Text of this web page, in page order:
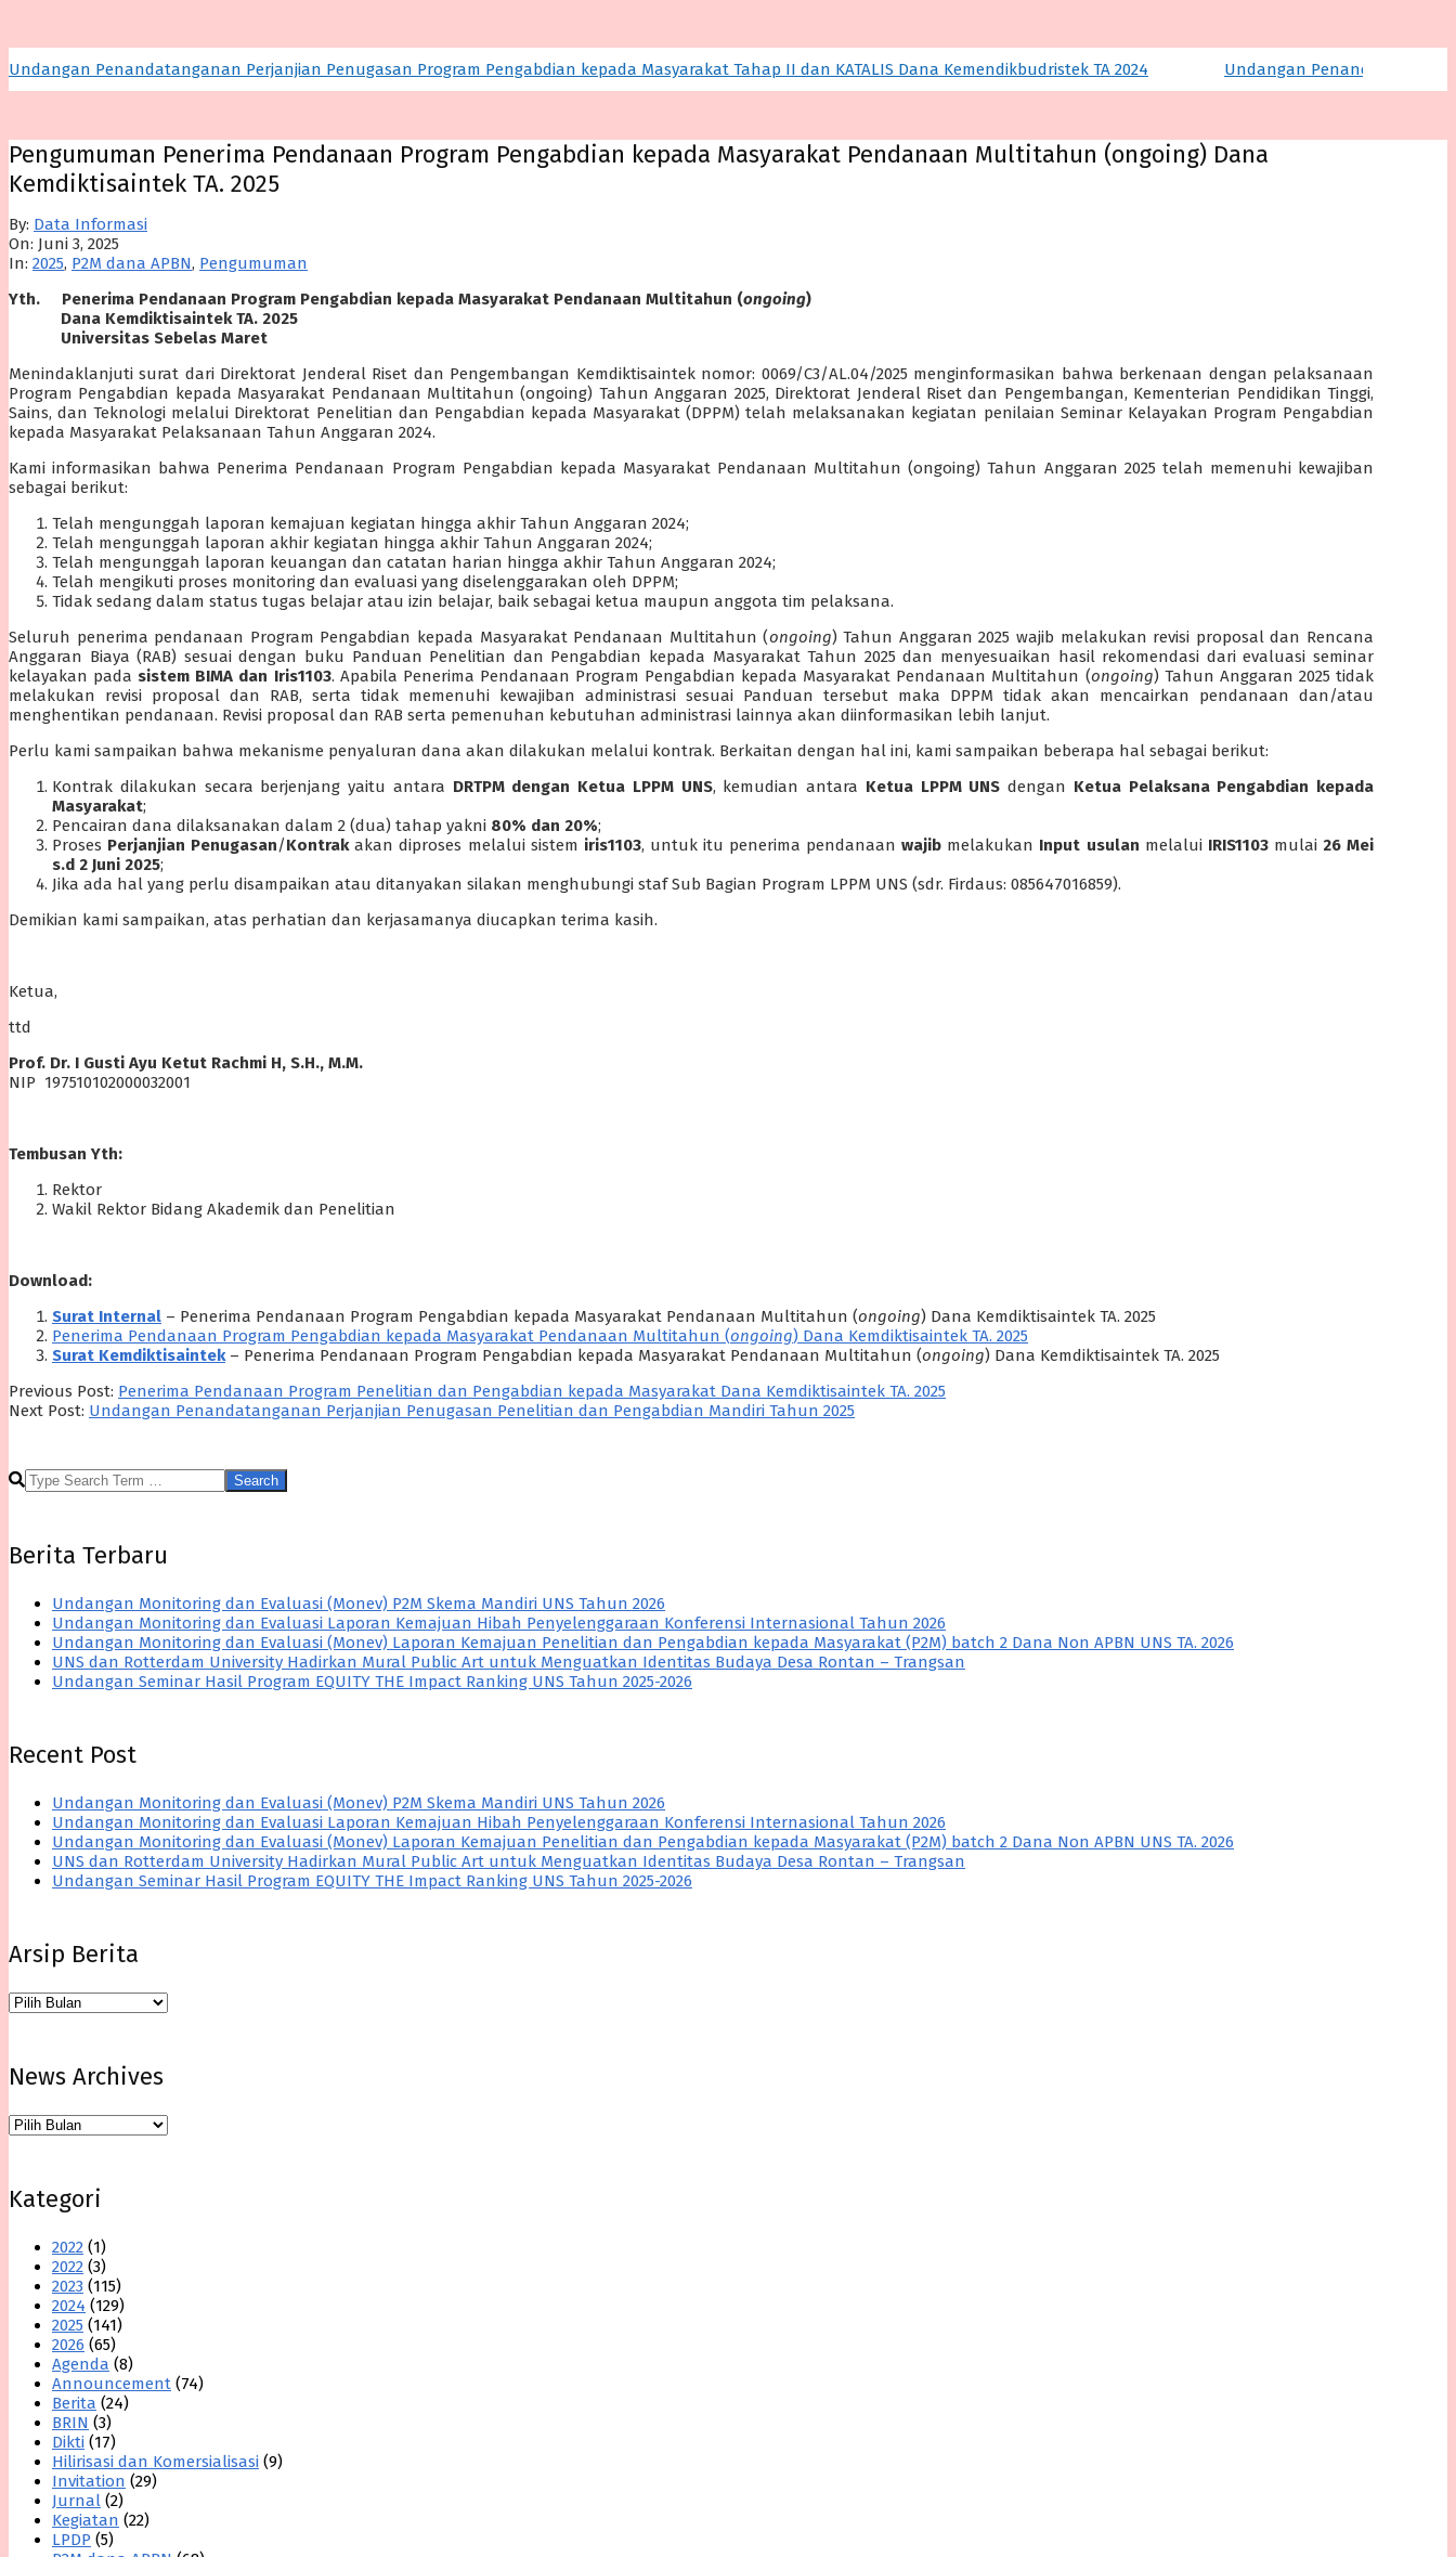
Undangan Penandatanganan Perjanjian Penugasan Program Pengabdian kepada Masyarakat Tahap II dan KATALIS Dana Kemendikbudristek TA 2024 Undangan
Pengumuman Penerima Pendanaan Program Pengabdian kepada Masyarakat Pendanaan Multitahun (ongoing) Dana
Kemdiktisaintek TA. 2025
By: Data Informasi
On: Juni 3, 2025
In: 2025, P2M dana APBN, Pengumuman
Yth. Penerima Pendanaan Program Pengabdian kepada Masyarakat Pendanaan Multitahun (ongoing)
Dana Kemdiktisaintek TA. 2025
Universitas Sebelas Maret
Menindaklanjuti surat dari Direktorat Jenderal Riset dan Pengembangan Kemdiktisaintek nomor: 0069/C3/AL.04/2025 menginformasikan bahwa berkenaan dengan pelaksanaan
Program Pengabdian kepada Masyarakat Pendanaan Multitahun (ongoing) Tahun Anggaran 2025, Direktorat Jenderal Riset dan Pengembangan, Kementerian Pendidikan Tinggi,
Sains, dan Teknologi melalui Direktorat Penelitian dan Pengabdian kepada Masyarakat (DPPM) telah melaksanakan kegiatan penilaian Seminar Kelayakan Program Pengabdian
kepada Masyarakat Pelaksanaan Tahun Anggaran 2024.
Kami informasikan bahwa Penerima Pendanaan Program Pengabdian kepada Masyarakat Pendanaan Multitahun (ongoing) Tahun Anggaran 2025 telah memenuhi kewajiban
sebagai berikut:
Telah mengunggah laporan kemajuan kegiatan hingga akhir Tahun Anggaran 2024;
Telah mengunggah laporan akhir kegiatan hingga akhir Tahun Anggaran 2024;
Telah mengunggah laporan keuangan dan catatan harian hingga akhir Tahun Anggaran 2024;
Telah mengikuti proses monitoring dan evaluasi yang diselenggarakan oleh DPPM;
Tidak sedang dalam status tugas belajar atau izin belajar, baik sebagai ketua maupun anggota tim pelaksana.
Seluruh penerima pendanaan Program Pengabdian kepada Masyarakat Pendanaan Multitahun (ongoing) Tahun Anggaran 2025 wajib melakukan revisi proposal dan Rencana
Anggaran Biaya (RAB) sesuai dengan buku Panduan Penelitian dan Pengabdian kepada Masyarakat Tahun 2025 dan menyesuaikan hasil rekomendasi dari evaluasi seminar
kelayakan padasistem BIMA dan Iris1103. Apabila Penerima Pendanaan Program Pengabdian kepada Masyarakat Pendanaan Multitahun (ongoing) Tahun Anggaran 2025 tidak
melakukan revisi proposal dan RAB, serta tidak memenuhi kewajiban administrasi sesuai Panduan tersebut maka DPPM tidak akan mencairkan pendanaan dan/atau
menghentikan pendanaan. Revisi proposal dan RAB serta pemenuhan kebutuhan administrasi lainnya akan diinformasikan lebih lanjut.
Perlu kami sampaikan bahwa mekanisme penyaluran dana akan dilakukan melalui kontrak. Berkaitan dengan hal ini, kami sampaikan beberapa hal sebagai berikut:
Kontrak dilakukan secara berjenjang yaitu antara DRTPM dengan Ketua LPPM UNS, kemudian antara Ketua LPPM UNS dengan Ketua Pelaksana Pengabdian kepada
Masyarakat;
Pencairan dana dilaksanakan dalam 2 (dua) tahap yakni 80% dan 20%;
Proses Perjanjian Penugasan/Kontrakakan diproses melalui sistem iris1103, untuk itu penerima pendanaanwajib melakukan Input usulan melalui IRIS1103mulai 26 Mei
s.d 2 Juni 2025;
Jika ada hal yang perlu disampaikan atau ditanyakan silakan menghubungi staf Sub Bagian Program LPPM UNS (sdr. Firdaus: 085647016859).
Demikian kami sampaikan, atas perhatian dan kerjasamanya diucapkan terima kasih.
Ketua,
ttd
Prof. Dr. I Gusti Ayu Ketut Rachmi H, S.H., M.M.
NIP 197510102000032001
Tembusan Yth:
Rektor
Wakil Rektor Bidang Akademik dan Penelitian
Download:
Surat Internal – Penerima Pendanaan Program Pengabdian kepada Masyarakat Pendanaan Multitahun (ongoing) Dana Kemdiktisaintek TA. 2025
Penerima Pendanaan Program Pengabdian kepada Masyarakat Pendanaan Multitahun (ongoing) Dana Kemdiktisaintek TA. 2025
Surat Kemdiktisaintek– Penerima Pendanaan Program Pengabdian kepada Masyarakat Pendanaan Multitahun (ongoing) Dana Kemdiktisaintek TA. 2025
2025-
06-
Previous Post: Penerima Pendanaan Program Penelitian dan Pengabdian kepada Masyarakat Dana Kemdiktisaintek TA. 2025
Next Post: Undangan Penandatanganan Perjanjian Penugasan Penelitian dan Pengabdian Mandiri Tahun 2025
Search
Berita Terbaru
Undangan Monitoring dan Evaluasi (Monev) P2M Skema Mandiri UNS Tahun 2026
Undangan Monitoring dan Evaluasi Laporan Kemajuan Hibah Penyelenggaraan Konferensi Internasional Tahun 2026
Undangan Monitoring dan Evaluasi (Monev) Laporan Kemajuan Penelitian dan Pengabdian kepada Masyarakat (P2M) batch 2 Dana Non APBN UNS TA. 2026
UNS dan Rotterdam University Hadirkan Mural Public Art untuk Menguatkan Identitas Budaya Desa Rontan – Trangsan
Undangan Seminar Hasil Program EQUITY THE Impact Ranking UNS Tahun 2025-2026
Recent Post
Undangan Monitoring dan Evaluasi (Monev) P2M Skema Mandiri UNS Tahun 2026
Undangan Monitoring dan Evaluasi Laporan Kemajuan Hibah Penyelenggaraan Konferensi Internasional Tahun 2026
Undangan Monitoring dan Evaluasi (Monev) Laporan Kemajuan Penelitian dan Pengabdian kepada Masyarakat (P2M) batch 2 Dana Non APBN UNS TA. 2026
UNS dan Rotterdam University Hadirkan Mural Public Art untuk Menguatkan Identitas Budaya Desa Rontan – Trangsan
Undangan Seminar Hasil Program EQUITY THE Impact Ranking UNS Tahun 2025-2026
Arsip Berita
Arsip
News Archives
News
Kategori
2022 (1)
2022 (3)
2023 (115)
2024 (129)
2025 (141)
2026 (65)
Agenda (8)
Announcement (74)
Berita (24)
BRIN (3)
Dikti (17)
Hilirisasi dan Komersialisasi (9)
Invitation (29)
Jurnal (2)
Kegiatan (22)
LPDP (5)